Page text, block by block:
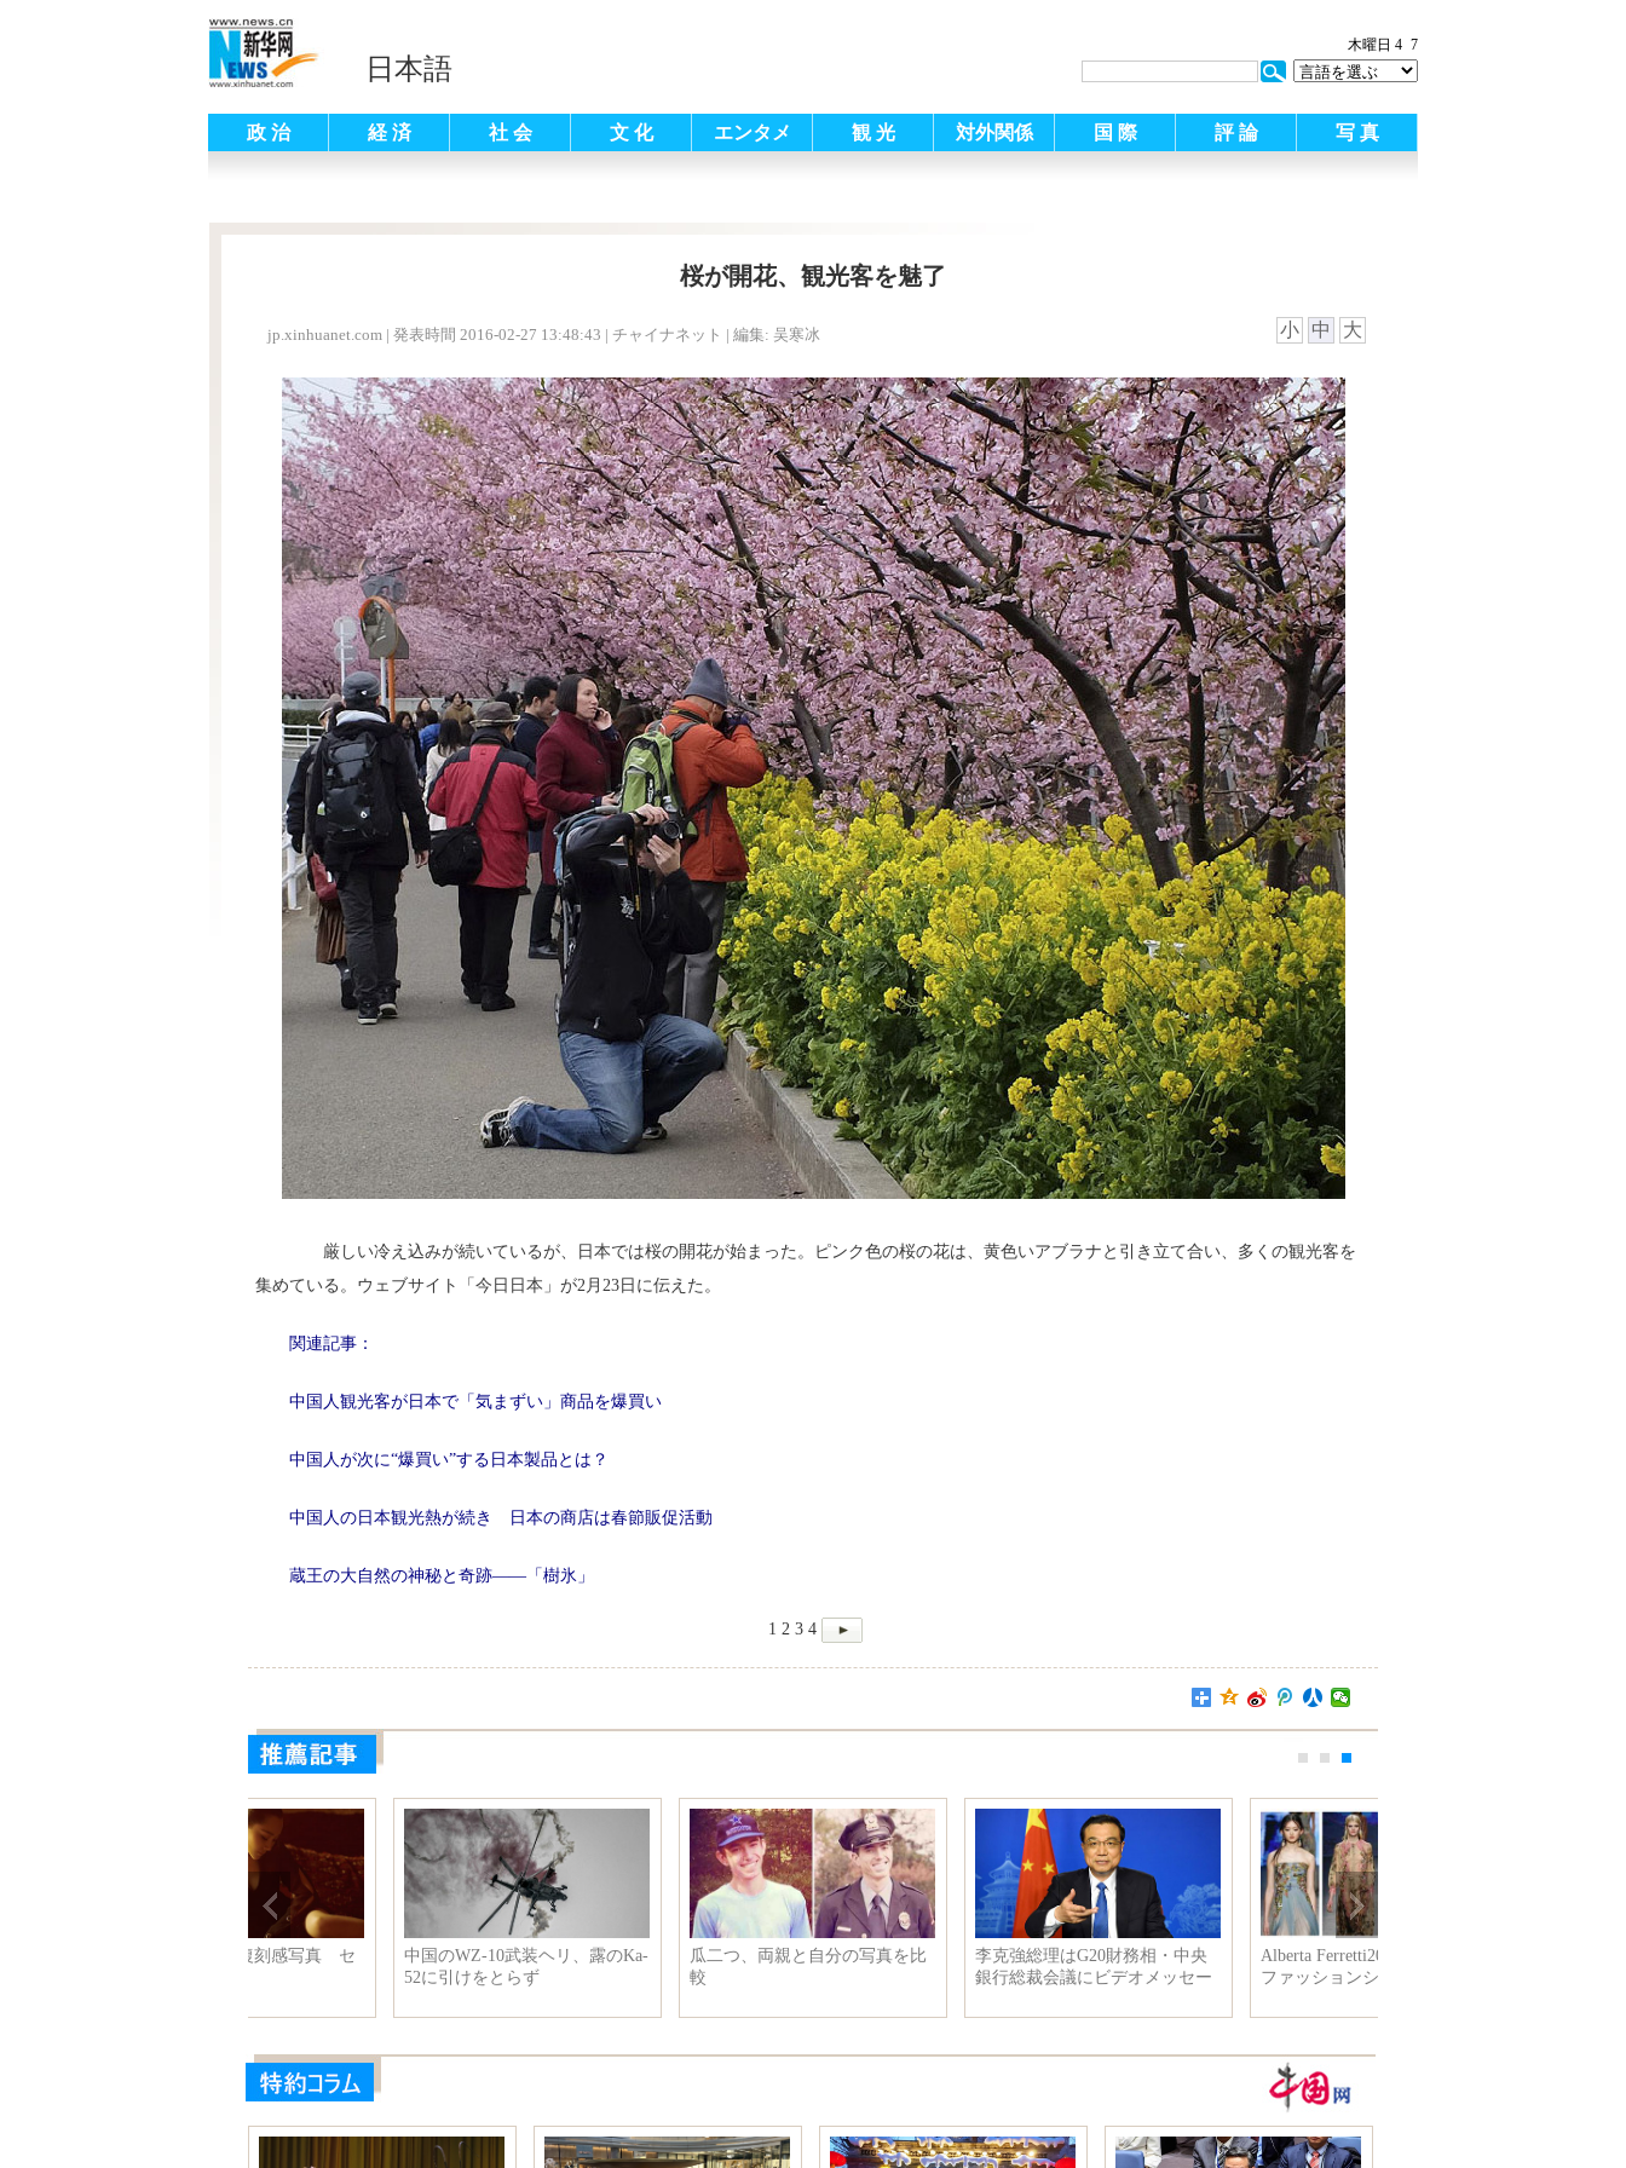
日本語
木曜日 4 7
政 治 経 済 社 会 文 化 エンタメ 観 光 対外関係 国 際 評 論 写 真
桜が開花、観光客を魅了
jp.xinhuanet.com | 発表時間 2016-02-27 13:48:43 | チャイナネット | 編集: 吴寒冰 小 中 大
厳しい冷え込みが続いているが、日本では桜の開花が始まった。ピンク色の桜の花は、黄色いアブラナと引き立て合い、多くの観光客を
集めている。ウェブサイト「今日日本」が2月23日に伝えた。
関連記事：
中国人観光客が日本で「気まずい」商品を爆買い
中国人が次に“爆買い”する日本製品とは？
中国人の日本観光熱が続き 日本の商店は春節販促活動
蔵王の大自然の神秘と奇跡――「樹氷」
1 2 3 4
李克強総理はG20財務相・中央
銀行総裁会議にビデオメッセー
Alberta Ferretti2016秋冬ロンドン
ファッションショー新作
シナブン火山が大噴火
セクシーで綺麗！女優たちの古
代下着「肚兜」の写真